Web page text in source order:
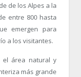
de los Alpes a la
entre 800 hasta
emergen para
a los visitantes.
el área natural y
más grande